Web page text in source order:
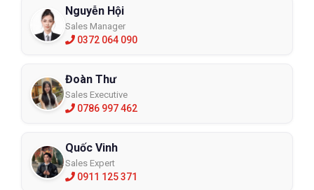
Nguyễn Hội
Sales Manager
0372 064 090
Đoàn Thư
Sales Executive
0786 997 462
Quốc Vinh
Sales Expert
0911 125 371